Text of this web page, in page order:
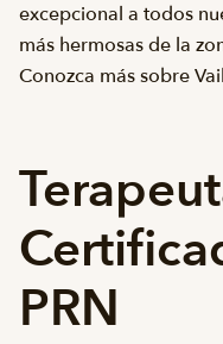
excepcional a todos
más hermosas de la
Conozca más sobre
PRN